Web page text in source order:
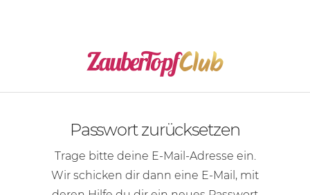
Passwort zurücksetzen
Trage bitte deine E-Mail-Adresse ein.
Wir schicken dir dann eine E-Mail , mit